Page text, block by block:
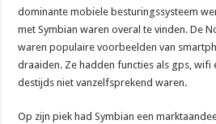
dominante mobiele besturingssysteem
met Symbian waren overal te vinden. De
waren populaire voorbeelden van
draaiden. Ze hadden functies als gps, wifi
destijds niet vanzelfsprekend waren.
Op zijn piek had Symbian een